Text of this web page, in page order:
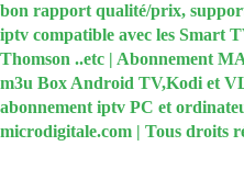
bon rapport qualité/prix,
iptv compatible avec les Smart
Thomson ..etc | Abonnement
m3u Box Android TV,Kodi et
abonnement iptv PC et
microdigitale.com | Tous droits